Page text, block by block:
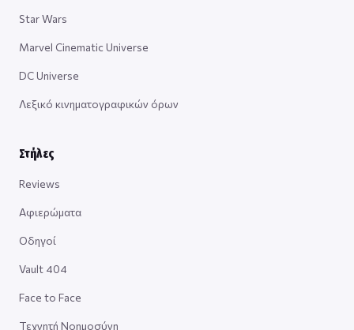
Star Wars
Marvel Cinematic Universe
DC Universe
Λεξικό κινηματογραφικών όρων
Στήλες
Reviews
Αφιερώματα
Οδηγοί
Vault 404
Face to Face
Τεχνητή Νοημοσύνη